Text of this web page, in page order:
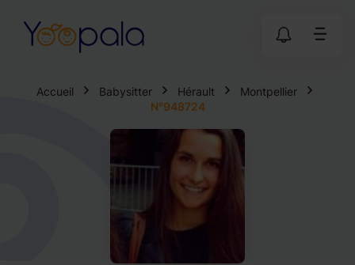
Accueil Babysitter Hérault
Montpellier
N°948724